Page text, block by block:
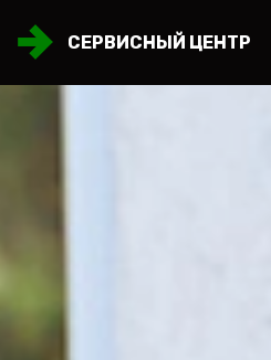
СЕРВИСНЫЙ ЦЕНТР